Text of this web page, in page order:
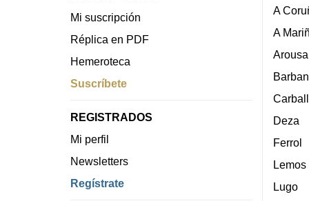
Mi suscripción
Réplica en PDF
Hemeroteca
Suscríbete
REGISTRADOS
Mi perfil
Newsletters
Regístrate
A
A
Arousa
Deza
Ferrol
Lemos
Lugo